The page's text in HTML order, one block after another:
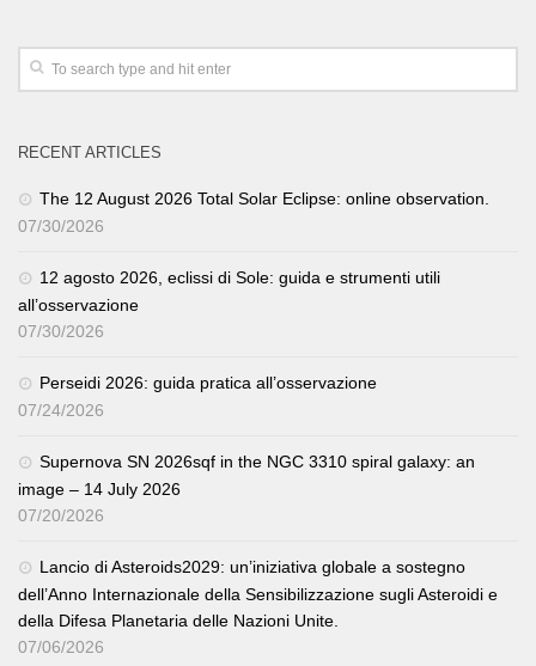
RECENT ARTICLES
The 12 August 2026 Total Solar Eclipse: online observation.
07/30/2026
12 agosto 2026, eclissi di Sole: guida e strumenti utili
all’osservazione
07/30/2026
Perseidi 2026: guida pratica all’osservazione
07/24/2026
Supernova SN 2026sqf in the NGC 3310 spiral galaxy: an
image – 14 July 2026
07/20/2026
Lancio di Asteroids2029: un’iniziativa globale a sostegno
dell’Anno Internazionale della Sensibilizzazione sugli Asteroidi e
della Difesa Planetaria delle Nazioni Unite.
07/06/2026